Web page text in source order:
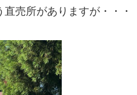
売所がありますが・・・